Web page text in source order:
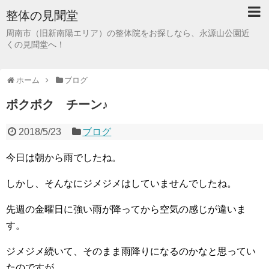
整体の見聞堂
周南市（旧新南陽エリア）の整体院をお探しなら、永源山公園近
くの見聞堂へ！
ホーム ブログ
ポクポク チーン♪
2018/5/23 ブログ
今日は朝から雨でしたね。
しかし、そんなにジメジメはしていませんでしたね。
先週の金曜日に強い雨が降ってから空気の感じが違いま
す。
ジメジメ続いて、そのまま雨降りになるのかなと思ってい